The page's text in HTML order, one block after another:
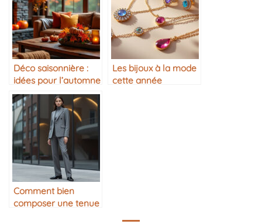
Déco saisonnière :
idées pour l’automne
Les bijoux à la mode
cette année
Comment bien
composer une tenue